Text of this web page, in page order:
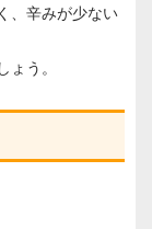
、辛みが少ない
う。